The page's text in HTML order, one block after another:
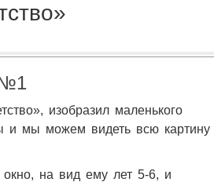
изобразил маленького
и мы можем видеть всю картину
на вид ему лет 5-6, и